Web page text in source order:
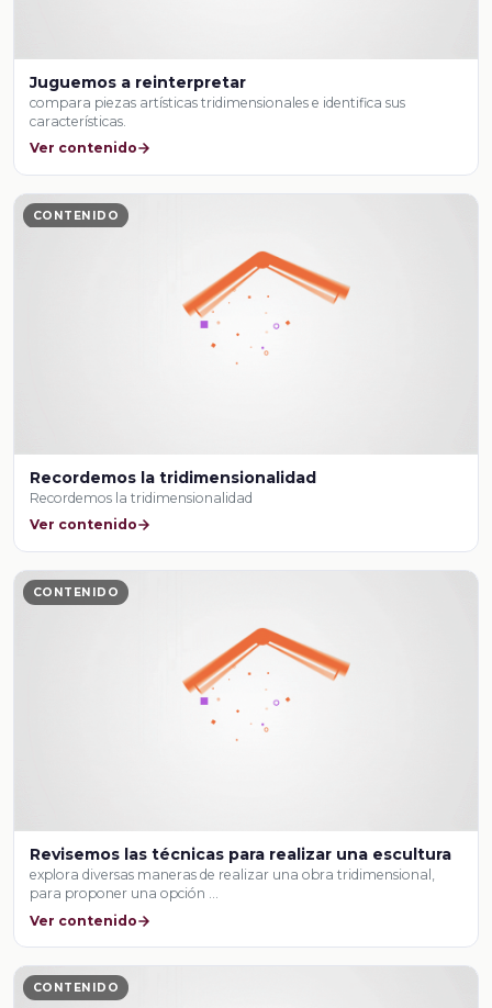
Juguemos a reinterpretar
compara piezas artísticas tridimensionales e identifica sus
características.
Ver contenido
CONTENIDO
Recordemos la tridimensionalidad
Recordemos la tridimensionalidad
Ver contenido
CONTENIDO
Revisemos las técnicas para realizar una escultura
explora diversas maneras de realizar una obra tridimensional,
para proponer una opción …
Ver contenido
CONTENIDO